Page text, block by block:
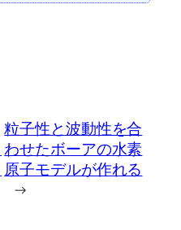
粒子性と波動性を合
わせたボーアの水素
原子モデルが作れる
→